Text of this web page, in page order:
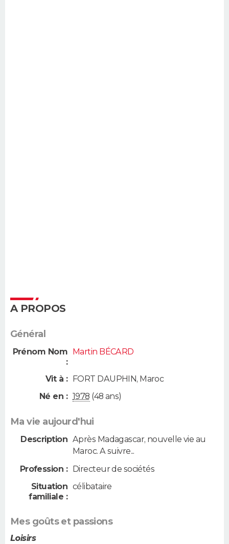
A PROPOS
Général
Prénom Nom
:
Martin BÉCARD
Vit à : FORT DAUPHIN, Maroc
Né en : 1978 (48 ans)
Ma vie aujourd'hui
Description Après Madagascar, nouvelle vie au
Maroc. A suivre...
Profession : Directeur de sociétés
Situation
familiale :
célibataire
Mes goûts et passions
Loisirs